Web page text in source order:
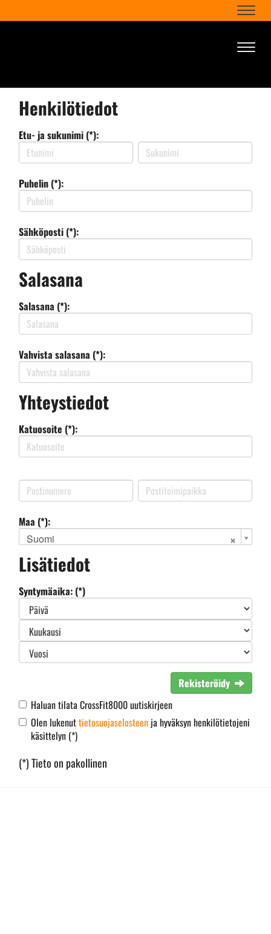
Henkilötiedot
Etu- ja sukunimi (*):
Puhelin (*):
Sähköposti (*):
Salasana
Salasana (*):
Vahvista salasana (*):
Yhteystiedot
Katuosoite (*):
Maa (*):
Suomi
Lisätiedot
Syntymäaika: (*)
Rekisteröidy
Haluan tilata CrossFit8000 uutiskirjeen
Olen lukenuttietosuojaselosteen ja hyväksyn henkilötietojeni
käsittelyn (*)
(*) Tieto on pakollinen